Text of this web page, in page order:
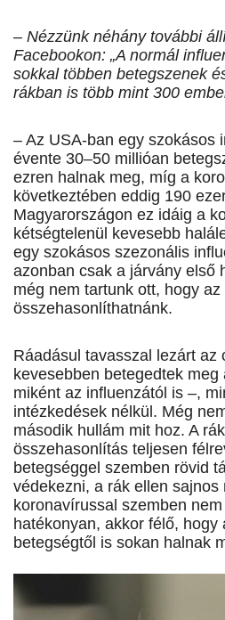
– Nézzünk néhány további
Facebookon: „A normál
sokkal többen betegszenek
rákban is több mint 300
– Az USA-ban egy szokásos
évente 30–50 millióan
ezren halnak meg, míg a
következtében eddig 190
Magyarországon ez idáig a
kétségtelenül kevesebb
egy szokásos szezonális
azonban csak a járvány első
még nem tartunk ott, hogy
összehasonlíthatnánk.
Ráadásul tavasszal lezárt az
kevesebben betegedtek
miként az inf­luenzától is –,
intézkedések nélkül. Még
második hullám mit hoz. A
összehasonlítás teljesen
betegséggel szemben rövid
védekezni, a rák ellen sajnos
koronavírussal szemben nem
hatékonyan, akkor félő, hogy
betegségtől is sokan halnak